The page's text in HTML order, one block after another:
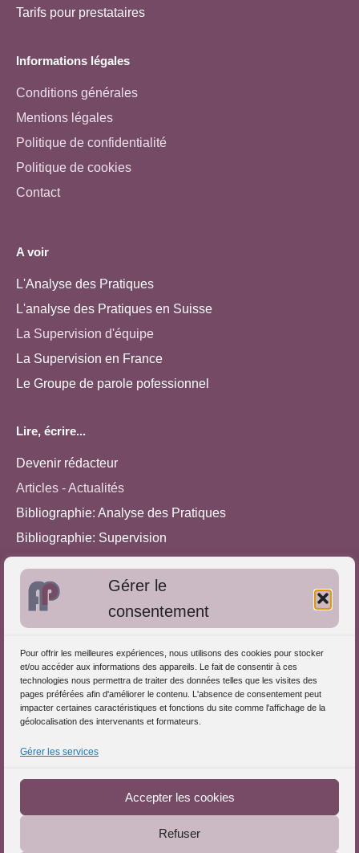
Gérer le
consentement
Pour offrir les meilleures expériences, nous utilisons des cookies pour stocker
et/ou accéder aux informations des appareils. Le fait de consentir à ces
technologies nous permettra de traiter des données telles que les visites des
pages préférées afin d'améliorer le contenu. L'absence de consentement peut
impacter certaines caractéristiques et fonctions du site comme l'affichage de la
géolocalisation des intervenants et formateurs.
Gérer les services
Accepter les cookies
Refuser
Tarifs pour prestataires
Informations légales
Conditions générales
Mentions légales
Politique de confidentialité
Politique de cookies
Contact
A voir
L'Analyse des Pratiques
L'analyse des Pratiques en Suisse
La Supervision d'équipe
La Supervision en France
Le Groupe de parole pofessionnel
Lire, écrire...
Devenir rédacteur
Articles - Actualités
Bibliographie: Analyse des Pratiques
Bibliographie: Supervision
Approches de l'Analyse des pratiques
S'inscrire dans l'Annuaire
Publiez vos formations
Charte déontologique